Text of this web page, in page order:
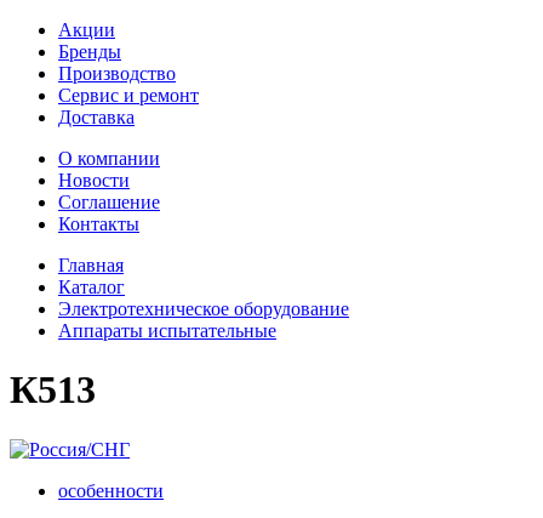
Акции
Бренды
Производство
Сервис и ремонт
Доставка
О компании
Новости
Соглашение
Контакты
Главная
Каталог
Электротехническое оборудование
Аппараты испытательные
К513
особенности